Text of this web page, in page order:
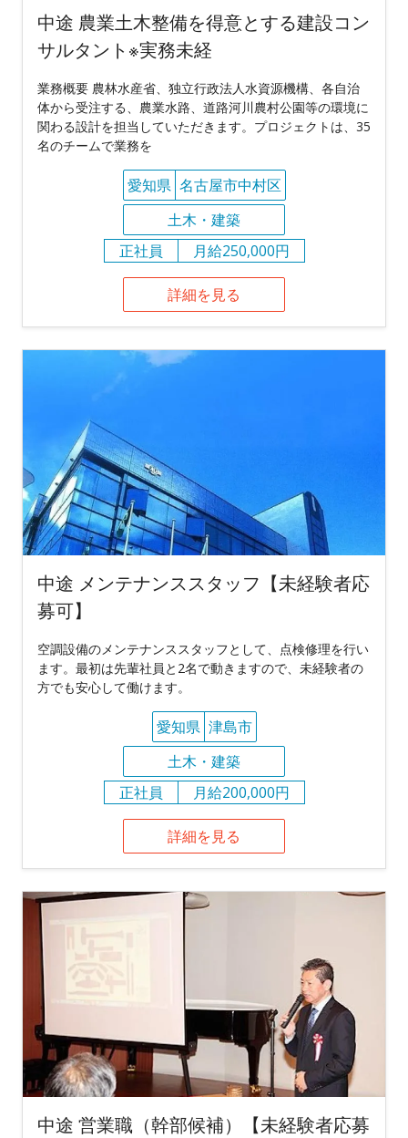
中途 農業土木整備を得意とする建設コン
サルタント※実務未経
業務概要 農林水産省、独立行政法人水資源機構、各自治
体から受注する、農業水路、道路河川農村公園等の環境に
関わる設計を担当していただきます。プロジェクトは、35
名のチームで業務を
愛知県 名古屋市中村区
土木・建築
正社員
月給250,000円
詳細を見る
中途 メンテナンススタッフ【未経験者応
募可】
空調設備のメンテナンススタッフとして、点検修理を行い
ます。最初は先輩社員と2名で動きますので、未経験者の
方でも安心して働けます。
愛知県 津島市
土木・建築
正社員
月給200,000円
詳細を見る
中途 営業職（幹部候補）【未経験者応募